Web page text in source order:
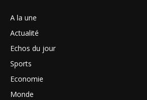
A la une
Actualité
Echos du jour
Sports
Economie
Monde